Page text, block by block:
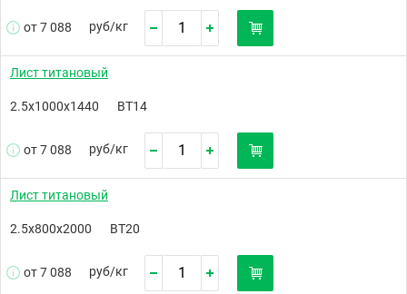
от 7 088 руб/кг
Лист титановый
2.5х1000х1440 ВТ14
от 7 088 руб/кг
Лист титановый
2.5х800х2000 ВТ20
от 7 088 руб/кг